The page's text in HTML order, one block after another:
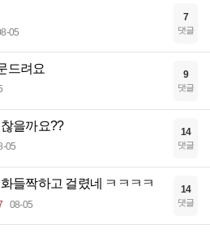
05
7
댓글
드려요 9
댓글
을까요??
05
14
댓글
들짝하고 걸렸네 ㅋㅋㅋㅋ
08-05
14
댓글